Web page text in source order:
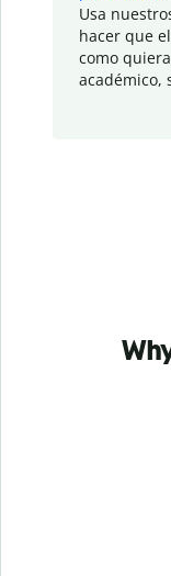
Usa
hacer que
como
académico,